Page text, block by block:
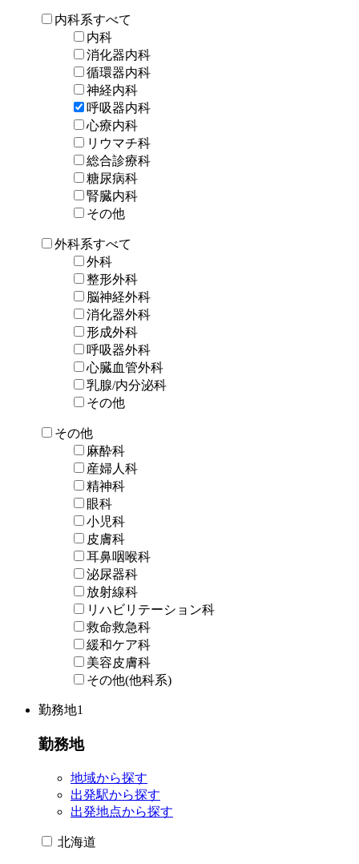
内科系すべて
内科
消化器内科
循環器内科
神経内科
呼吸器内科
心療内科
リウマチ科
総合診療科
糖尿病科
腎臓内科
その他
外科系すべて
外科
整形外科
脳神経外科
消化器外科
形成外科
呼吸器外科
心臓血管外科
乳腺/内分泌科
その他
その他
麻酔科
産婦人科
精神科
眼科
小児科
皮膚科
耳鼻咽喉科
泌尿器科
放射線科
リハビリテーション科
救命救急科
緩和ケア科
美容皮膚科
その他(他科系)
勤務地1
勤務地
地域から探す
出発駅から探す
出発地点から探す
北海道